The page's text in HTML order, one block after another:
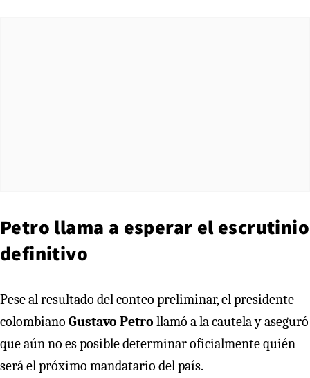
Petro llama a esperar el escrutinio
definitivo
Pese al resultado del conteo preliminar, el presidente
colombiano Gustavo Petro llamó a la cautela y aseguró
que aún no es posible determinar oficialmente quién
será el próximo mandatario del país.